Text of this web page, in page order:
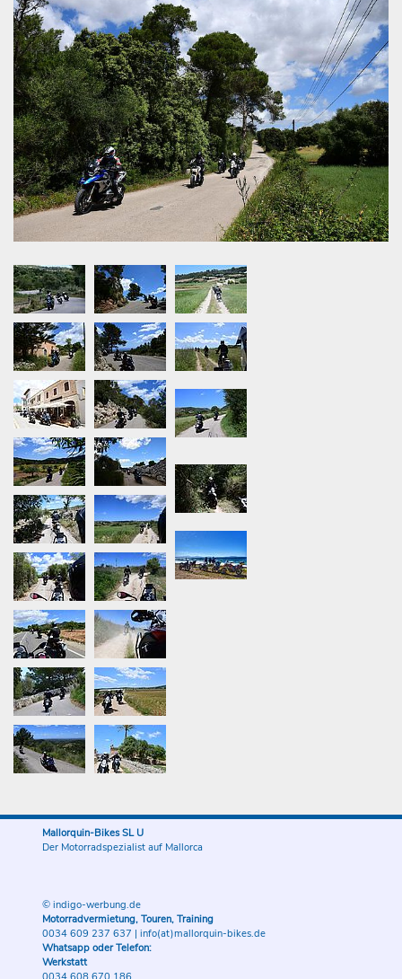
Mallorquin-Bikes SL U
Der Motorradspezialist auf Mallorca
© indigo-werbung.de
Motorradvermietung, Touren, Training
0034 609 237 637 | info(at)mallorquin-bikes.de
Whatsapp oder Telefon:
Werkstatt